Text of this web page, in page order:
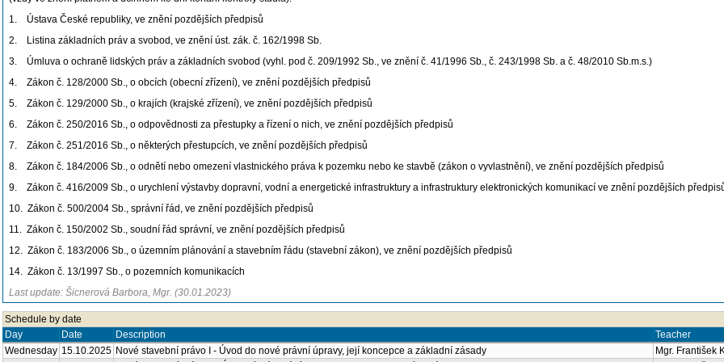
1. Ústava České republiky, ve znění pozdějších předpisů
2. Listina základních práv a svobod, ve znění úst. zák. č. 162/1998 Sb.
3. Úmluva o ochraně lidských práv a základních svobod (vyhl. pod č. 209/1992 Sb., ve znění č. 41/1996 Sb., č. 243/1998 Sb. a č. 48/2010 Sb.m.s.)
4. Zákon č. 128/2000 Sb., o obcích (obecní zřízení), ve znění pozdějších předpisů
5. Zákon č. 129/2000 Sb., o krajích (krajské zřízení), ve znění pozdějších předpisů
6. Zákon č. 250/2016 Sb., o odpovědnosti za přestupky a řízení o nich, ve znění pozdějších předpisů
7. Zákon č. 251/2016 Sb., o některých přestupcích, ve znění pozdějších předpisů
8. Zákon č. 184/2006 Sb., o odnětí nebo omezení vlastnického práva k pozemku nebo ke stavbě (zákon o vyvlastnění), ve znění pozdějších předpisů
9. Zákon č. 416/2009 Sb., o urychlení výstavby dopravní, vodní a energetické infrastruktury a infrastruktury elektronických komunikací ve znění pozdějších
10. Zákon č. 500/2004 Sb., správní řád, ve znění pozdějších předpisů
11. Zákon č. 150/2002 Sb., soudní řád správní, ve znění pozdějších předpisů
12. Zákon č. 183/2006 Sb., o územním plánování a stavebním řádu (stavební zákon), ve znění pozdějších předpisů
14. Zákon č. 13/1997 Sb., o pozemních komunikacích
Last update: Šicnerová Barbora, Mgr. (30.01.2023)
Schedule by date
Day
Date Description Teacher
Wednesday 15.10.2025 Nové stavební právo I - Úvod do nové právní úpravy, její koncepce a základní zásady
Mgr. František